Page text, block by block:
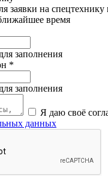
заявки на
время
заполнения
*
заполнения
Я даю своё
данных